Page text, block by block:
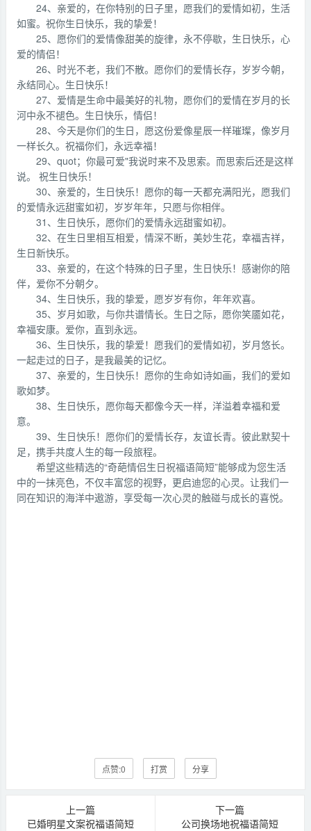
24、亲爱的，在你特别的日子里，愿我们的爱情如初，生活
如蜜。祝你生日快乐，我的挚爱！
25、愿你们的爱情像甜美的旋律，永不停歇，生日快乐，心
爱的情侣！
26、时光不老，我们不散。愿你们的爱情长存，岁岁今朝，
永结同心。生日快乐！
27、爱情是生命中最美好的礼物，愿你们的爱情在岁月的长
河中永不褪色。生日快乐，情侣！
28、今天是你们的生日，愿这份爱像星辰一样璀璨，像岁月
一样长久。祝福你们，永远幸福！
29、quot；你最可爱"我说时来不及思索。而思索后还是这样
说。 祝生日快乐！
30、亲爱的，生日快乐！愿你的每一天都充满阳光，愿我们
的爱情永远甜蜜如初，岁岁年年，只愿与你相伴。
31、生日快乐，愿你们的爱情永远甜蜜如初。
32、在生日里相互相爱，情深不断，美妙生花，幸福吉祥，
生日新快乐。
33、亲爱的，在这个特殊的日子里，生日快乐！感谢你的陪
伴，爱你不分朝夕。
34、生日快乐，我的挚爱，愿岁岁有你，年年欢喜。
35、岁月如歌，与你共谱情长。生日之际，愿你笑靥如花，
幸福安康。爱你，直到永远。
36、生日快乐，我的挚爱！愿我们的爱情如初，岁月悠长。
一起走过的日子，是我最美的记忆。
37、亲爱的，生日快乐！愿你的生命如诗如画，我们的爱如
歌如梦。
38、生日快乐，愿你每天都像今天一样，洋溢着幸福和爱
意。
39、生日快乐！愿你们的爱情长存，友谊长青。彼此默契十
足，携手共度人生的每一段旅程。
希望这些精选的“奇葩情侣生日祝福语简短”能够成为您生活
中的一抹亮色，不仅丰富您的视野，更启迪您的心灵。让我们一
同在知识的海洋中遨游，享受每一次心灵的触碰与成长的喜悦。
点赞:0 打赏 分享
上一篇
已婚明星文案祝福语简短
下一篇
公司换场地祝福语简短